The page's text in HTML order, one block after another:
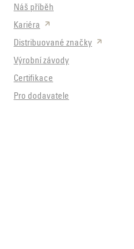
Náš příběh
Kariéra
Distribuované značky
Výrobní závody
Certifikace
Pro dodavatele